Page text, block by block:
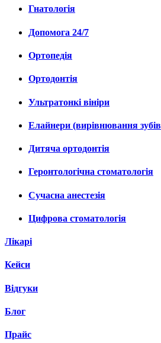
Гнатологія
Допомога 24/7
Ортопедія
Ортодонтія
Ультратонкі вініри
Елайнери (вирівнювання
Дитяча ортодонтія
Геронтологічна стоматологія
Сучасна анестезія
Цифрова стоматологія
Лікарі
Кейси
Відгуки
Блог
Прайс